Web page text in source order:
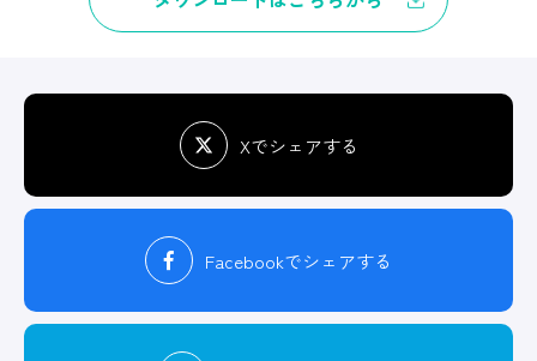
Xでシェアする
Facebookでシェアする